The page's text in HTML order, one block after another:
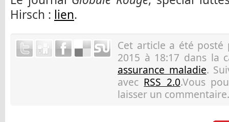
Hirsch : lien.
Cet article a été
2015 à 18:17 dans la
assurance maladie.
avec RSS 2.0.Vous
laisser un